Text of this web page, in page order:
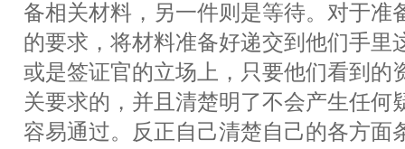
备相关材料，另一件则是等待。对于准
的要求，将材料准备好递交到他们手里
或是签证官的立场上，只要他们看到的
关要求的，并且清楚明了不会产生任何
容易通过。反正自己清楚自己的各方面